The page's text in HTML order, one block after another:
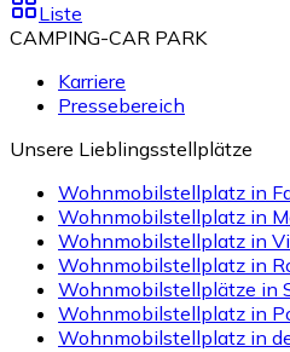
Liste
CAMPING-CAR PARK
Karriere
Pressebereich
Unsere Lieblingsstellplätze
Wohnmobilstellplatz in
Wohnmobilstellplatz in
Wohnmobilstellplatz in
Wohnmobilstellplatz in
Wohnmobilstellplätze in
Wohnmobilstellplatz in
Wohnmobilstellplatz in